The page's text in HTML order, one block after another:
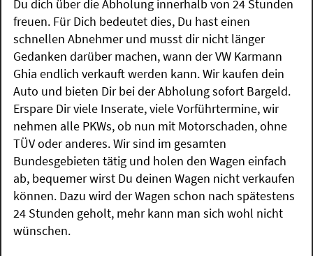
Du dich über die Abholung innerhalb von 24 Stunden
freuen. Für Dich bedeutet dies, Du hast einen
schnellen Abnehmer und musst dir nicht länger
Gedanken darüber machen, wann der VW Karmann
Ghia endlich verkauft werden kann. Wir kaufen dein
Auto und bieten Dir bei der Abholung sofort Bargeld.
Erspare Dir viele Inserate, viele Vorführtermine, wir
nehmen alle PKWs, ob nun mit Motorschaden, ohne
TÜV oder anderes. Wir sind im gesamten
Bundesgebieten tätig und holen den Wagen einfach
ab, bequemer wirst Du deinen Wagen nicht verkaufen
können. Dazu wird der Wagen schon nach spätestens
24 Stunden geholt, mehr kann man sich wohl nicht
wünschen.